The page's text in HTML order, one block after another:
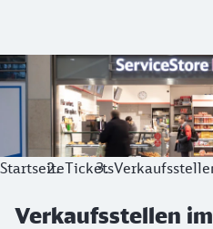
Verkaufsstellen im
Ihren Fahrschein erhalten Sie
StartseiteTickets
Verkaufsstellen